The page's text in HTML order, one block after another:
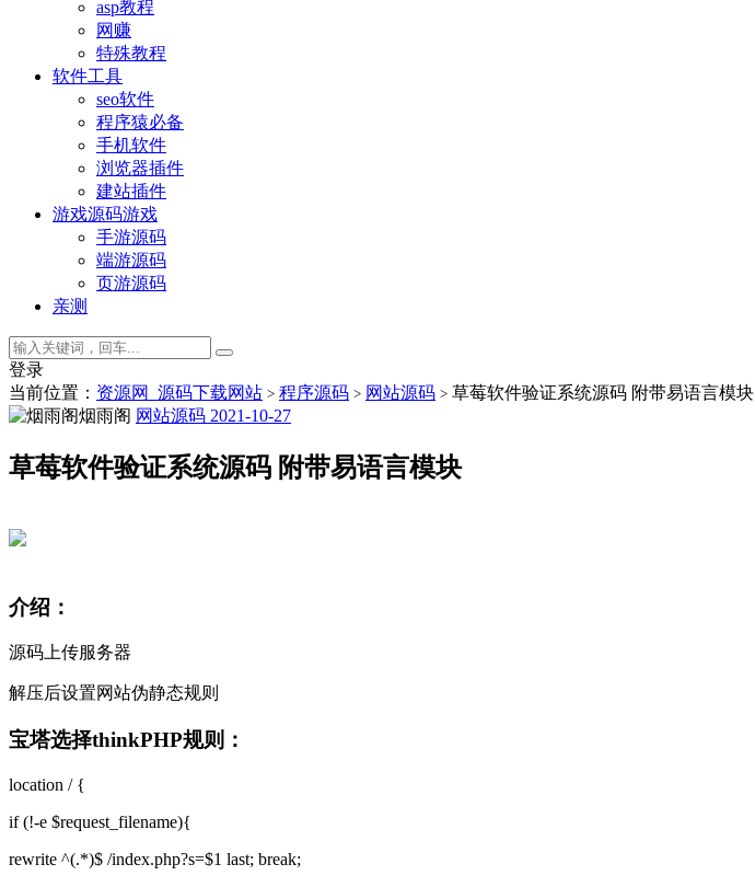
asp教程
网赚
特殊教程
软件工具
seo软件
程序猿必备
手机软件
浏览器插件
建站插件
游戏源码游戏
手游源码
端游源码
页游源码
亲测
登录
当前位置： 资源网_源码下载网站 > 程序源码 > 网站源码 > 草莓软件验证系统源码 附带易语言模块
烟雨阁 网站源码 2021-10-27
草莓软件验证系统源码 附带易语言模块
介绍：
源码上传服务器
解压后设置网站伪静态规则
宝塔选择thinkPHP规则：
location / {
if (!-e $request_filename){
rewrite ^(.*)$ /index.php?s=$1 last; break;